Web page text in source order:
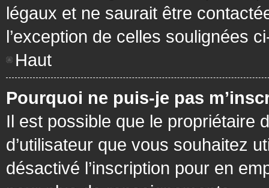
légaux et ne saurait être
l’exception de celles soulignées
Haut
Pourquoi ne puis-je pas
Il est possible que le propriétaire
d’utilisateur que vous souhaitez
désactivé l’inscription pour en